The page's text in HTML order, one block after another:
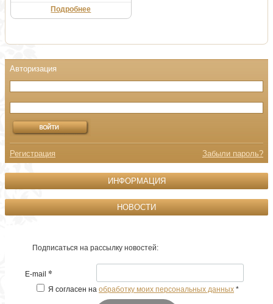
Подробнее
Регистрация Забыли пароль?
ИНФОРМАЦИЯ
НОВОСТИ
Подписаться на рассылку новостей:
E-mail *
Я согласен на обработку моих персональных данных *